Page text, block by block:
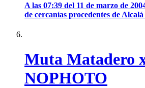
A las 07:39 del 11 de marzo de
de cercanías procedentes de
Muta Matadero
NOPHOTO